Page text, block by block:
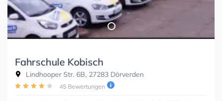
Fahrschule Kobisch
Lindhooper Str. 6B, 27283 Dörverden
45 Bewertungen